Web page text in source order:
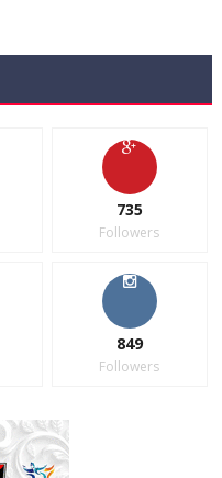
735
Followers
849
Followers